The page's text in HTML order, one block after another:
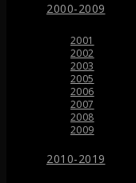
2000-2009
2001
2002
2003
2005
2006
2007
2008
2009
2010-2019